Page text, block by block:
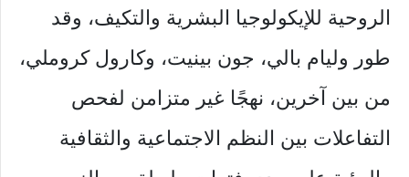
الروحية للإيكولوجيا البشرية والتكيف، وقد
طور وليام بالي، جون بينيت، وكارول كروملي،
من بين آخرين، نهجًا غير متزامن لفحص
التفاعلات بين النظم الاجتماعية والثقافية